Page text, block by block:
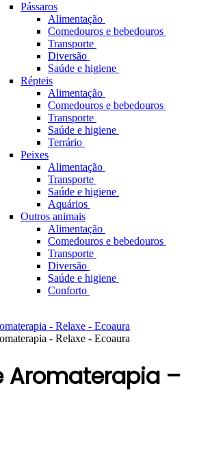
Pássaros
Alimentação
Comedouros e bebedouros
Transporte
Diversão
Saúde e higiene
Répteis
Alimentação
Comedouros e bebedouros
Transporte
Saúde e higiene
Terrário
Peixes
Alimentação
Transporte
Saúde e higiene
Aquários
Outros animais
Alimentação
Comedouros e bebedouros
Transporte
Diversão
Saúde e higiene
Conforto
Aromaterapia –